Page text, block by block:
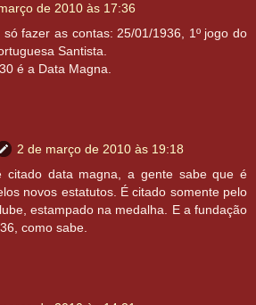
de 2010 às 17:36
só fazer as contas: 25/01/1936, 1º jogo do
Santista.
é a Data Magna.
2 de março de 2010 às 19:18
citado data magna, a gente sabe que é
novos estatutos. É citado somente pelo
estampado na medalha. E a fundação
como sabe.